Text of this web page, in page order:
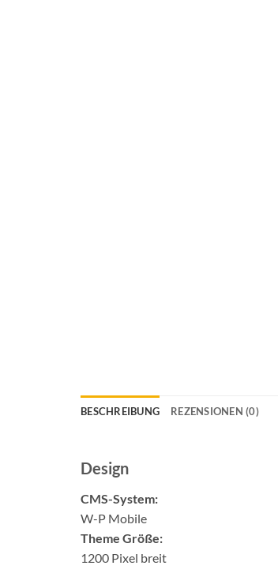
BESCHREIBUNG REZENSIONEN (0)
Design
CMS-System:
W-P Mobile
Theme Größe:
1200 Pixel breit